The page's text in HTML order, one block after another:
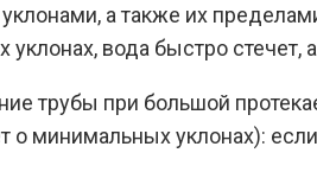
а также их
вода быстро стечет,
трубы при большой
минимальных уклонах):